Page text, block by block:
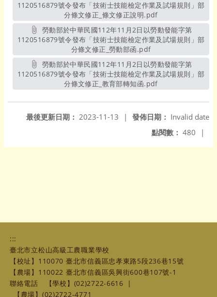
1120516879號令發布「技術士技能檢定作業及試場規則」部
分條文修正_條文修正說明.pdf另開新視窗
1120516879號令發布「技術士技能檢定作業及試場規則」部
分條文修正_勞動部函.pdf另開新視窗
1120516879號令發布「技術士技能檢定作業及試場規則」部
分條文修正_教育部轉知函.pdf另開新視窗
發佈日期： Invalid date
最後更新日期： 2023-11-13
|
點閱數： 480 |
:::
臺北市立松山高級工農職業學校
【校址】110070 臺北市信義區忠孝東路5段236巷15號
【農場】110022 臺北市信義區吳興街600巷107號-1
聯絡電話
【學校】(02)2722-6616
|
【農場】(02)2722-4771